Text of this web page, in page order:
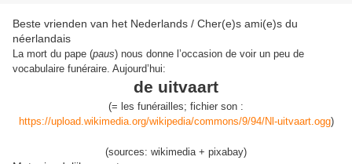
Beste vrienden van het Nederlands / Cher(e)s ami(e)s du
néerlandais
La mort du pape (paus) nous donne l’occasion de voir un peu de
vocabulaire funéraire. Aujourd’hui:
de uitvaart
(= les funérailles; fichier son :
https://upload.wikimedia.org/wikipedia/commons/9/94/Nl-uitvaart.ogg)
(sources: wikimedia + pixabay)